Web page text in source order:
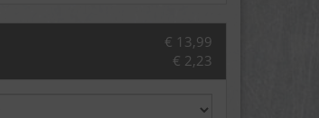
€ 13,99
€ 2,23